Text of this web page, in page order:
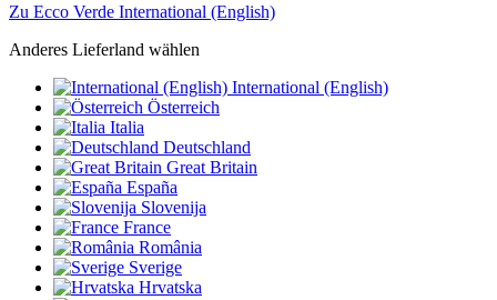
Zu Ecco Verde International (English)
Anderes Lieferland wählen
International (English)
Österreich
Italia
Deutschland
Great Britain
España
Slovenija
France
România
Sverige
Hrvatska